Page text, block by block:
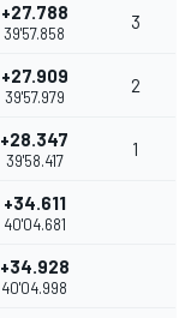
+27.788
39'57.858
3
+27.909
39'57.979
2
+28.347
39'58.417
1
+34.611
40'04.681
+34.928
40'04.998